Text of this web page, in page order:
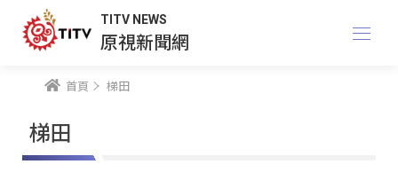
TITV NEWS
原視新聞網
首頁 梯田
梯田